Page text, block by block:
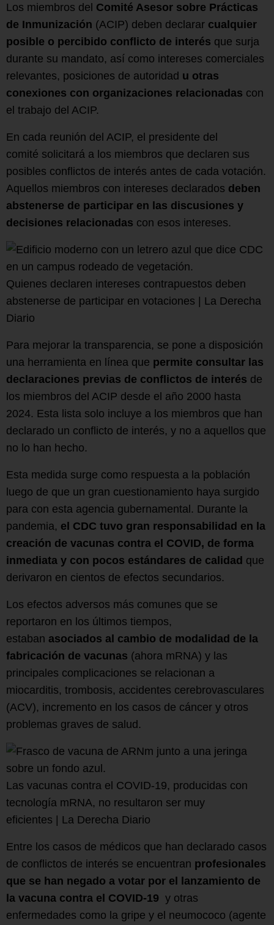
Los miembros del Comité Asesor sobre Prácticas
de Inmunización (ACIP) deben declarar cualquier
posible o percibido conflicto de interés que surja
durante su mandato, así como intereses comerciales
relevantes, posiciones de autoridad u otras
conexiones con organizaciones relacionadas con
el trabajo del ACIP.
En cada reunión del ACIP, el presidente del
comité solicitará a los miembros que declaren sus
posibles conflictos de interés antes de cada votación.
Aquellos miembros con intereses declarados deben
abstenerse de participar en las discusiones y
decisiones relacionadas con esos intereses.
Quienes declaren intereses contrapuestos deben
abstenerse de participar en votaciones | La Derecha
Diario
Para mejorar la transparencia, se pone a disposición
una herramienta en línea que permite consultar las
declaraciones previas de conflictos de interés de
los miembros del ACIP desde el año 2000 hasta
2024. Esta lista solo incluye a los miembros que han
declarado un conflicto de interés, y no a aquellos que
no lo han hecho.
Esta medida surge como respuesta a la población
luego de que un gran cuestionamiento haya surgido
para con esta agencia gubernamental. Durante la
pandemia, el CDC tuvo gran responsabilidad en la
creación de vacunas contra el COVID, de forma
inmediata y con pocos estándares de calidad que
derivaron en cientos de efectos secundarios.
Los efectos adversos más comunes que se
reportaron en los últimos tiempos,
estaban asociados al cambio de modalidad de la
fabricación de vacunas (ahora mRNA) y las
principales complicaciones se relacionan a
miocarditis, trombosis, accidentes cerebrovasculares
(ACV), incremento en los casos de cáncer y otros
problemas graves de salud.
Las vacunas contra el COVID-19, producidas con
tecnología mRNA, no resultaron ser muy
eficientes | La Derecha Diario
Entre los casos de médicos que han declarado casos
de conflictos de interés se encuentran profesionales
que se han negado a votar por el lanzamiento de
la vacuna contra el COVID-19 y otras
enfermedades como la gripe y el neumococo (agente